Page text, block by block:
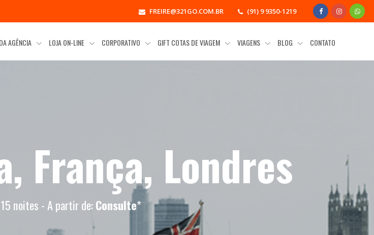
FREIRE@321GO.COM.BR (91) 9 9350-1219
AGÊNCIA LOJA ON-LINE CORPORATIVO GIFT COTAS DE VIAGEM VIAGENS BLOG CONTATO
França, Londres
noites - A partir de:Consulte*